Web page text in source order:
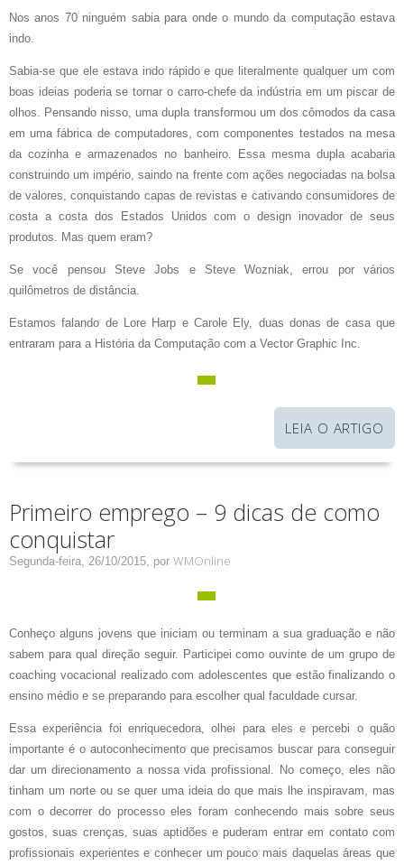
Nos anos 70 ninguém sabia para onde o mundo da computação estava
indo.
Sabia-se que ele estava indo rápido e que literalmente qualquer um com
boas ideias poderia se tornar o carro-chefe da indústria em um piscar de
olhos. Pensando nisso, uma dupla transformou um dos cômodos da casa
em uma fábrica de computadores, com componentes testados na mesa
da cozinha e armazenados no banheiro. Essa mesma dupla acabaria
construindo um império, saindo na frente com ações negociadas na bolsa
de valores, conquistando capas de revistas e cativando consumidores de
costa a costa dos Estados Unidos com o design inovador de seus
produtos. Mas quem eram?
Se você pensou Steve Jobs e Steve Wozniak, errou por vários
quilômetros de distância.
Estamos falando de Lore Harp e Carole Ely, duas donas de casa que
entraram para a História da Computação com a Vector Graphic Inc.
LEIA O ARTIGO
Primeiro emprego – 9 dicas de como
conquistar
Segunda-feira, 26/10/2015, por WMOnline
Conheço alguns jovens que iniciam ou terminam a sua graduação e não
sabem para qual direção seguir. Participei como ouvinte de um grupo de
coaching vocacional realizado com adolescentes que estão finalizando o
ensino médio e se preparando para escolher qual faculdade cursar.
Essa experiência foi enriquecedora, olhei para eles e percebi o quão
importante é o autoconhecimento que precisamos buscar para conseguir
dar um direcionamento a nossa vida profissional. No começo, eles não
tinham um norte ou se quer uma ideia do que mais lhe inspiravam, mas
com o decorrer do processo eles foram conhecendo mais sobre seus
gostos, suas crenças, suas aptidões e puderam entrar em contato com
profissionais experientes e conhecer um pouco mais daquelas áreas que